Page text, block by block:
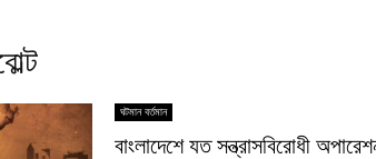
ঘটমান বর্তমান
বাংলাদেশে যত সন্ত্রাসবিরোধী